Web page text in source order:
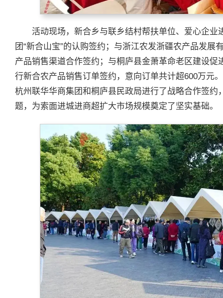
活动现场，新合乡与联乡结村帮扶单位、爱心企
团“新合山宝”的认购签约；与浙江农发浙疆农产品发
产品销售渠道合作签约；与桐庐县金萧革命老区建设
行新合农产品销售订单签约，意向订单共计超600万元
杭州联华华商集团和桐庐县民政局进行了战略合作签
题，为索面进城进商超扩大市场规模奠定了坚实基础。